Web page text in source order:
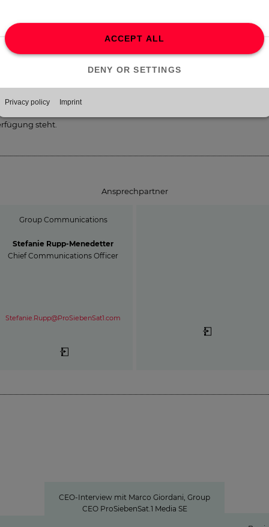
ProSiebenSat.1 hierzu eine um bestimmte Einflüsse bereinigte
Ergebnisrechnung veröffentlicht. Diese Änderungen
die Entwicklung in der Berichtspraxis zu Non-IFRS-
sowie die erhöhten regulatorischen
in diesem Bereich. Informationen zur
des bereinigten Konzernjahresüberschusses und
adjusted EBITDA finden sich auf Seite 73/74 des Geschäftsberichts
der auf unserer Konzernwebsite
steht.
Ansprechpartner
Group Communications
Stefanie Rupp-Menedetter
Chief Communications Officer
Stefanie.Rupp@ProSiebenSat1.com
CEO-Interview mit Marco Giordani, Group
CEO ProSiebenSat.1 Media SE